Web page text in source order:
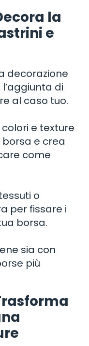
la
e
decorazione
di
al caso tuo.
e texture
e crea
come
o
per fissare i
borsa.
sia con
più